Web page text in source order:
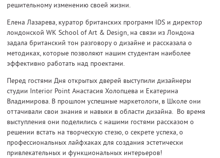
решительному изменению своей жизни.
Елена Лазарева, куратор британских программ IDS и директор
лондонской WK School of Art & Design, на связи из Лондона
задала британский тон разговору о дизайне и рассказала о
методиках, которые позволяют нашим студентам наиболее
эффективно работать над проектами.
Перед гостями Дня открытых дверей выступили дизайнеры
студии Interior Point Анастасия Холопцева и Екатерина
Владимирова. В прошлом успешные маркетологи, в Школе они
оттачивали свои знания и навыки в области дизайна. Во время
выступления они поделились с нашими гостями рассказом о
решении встать на творческую стезю, о секрете успеха, о
профессиональных лайфхаках для создания эстетически
привлекательных и функциональных интерьеров!